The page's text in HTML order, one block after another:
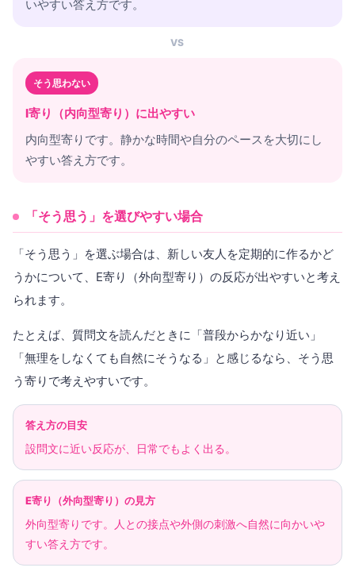
いやすい答え方です。
VS
そう思わない
I寄り（内向型寄り）に出やすい
内向型寄りです。静かな時間や自分のペースを大切にし
やすい答え方です。
「そう思う」を選びやすい場合
「そう思う」を選ぶ場合は、新しい友人を定期的に作るかど
うかについて、E寄り（外向型寄り）の反応が出やすいと考え
られます。
たとえば、質問文を読んだときに「普段からかなり近い」
「無理をしなくても自然にそうなる」と感じるなら、そう思
う寄りで考えやすいです。
答え方の目安
設問文に近い反応が、日常でもよく出る。
E寄り（外向型寄り）の見方
外向型寄りです。人との接点や外側の刺激へ自然に向かいや
すい答え方です。